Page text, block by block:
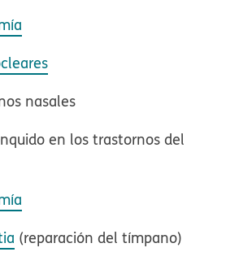
nasales
en los trastornos del
(reparación del tímpano)